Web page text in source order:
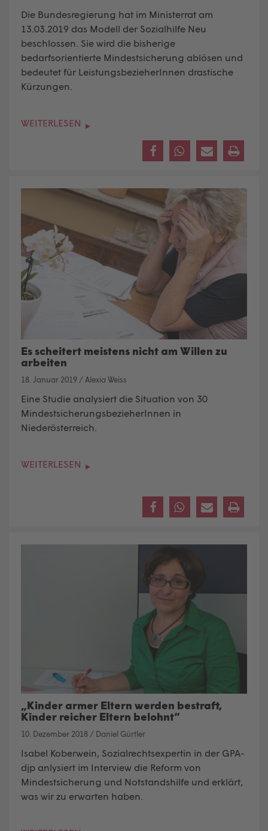
Die Bundesregierung hat im Ministerrat am
13.03.2019 das Modell der Sozialhilfe Neu
beschlossen. Sie wird die bisherige
bedarfsorientierte Mindestsicherung ablösen und
bedeutet für LeistungsbezieherInnen drastische
Kürzungen.
WEITERLESEN
Es scheitert meistens nicht am Willen zu
arbeiten
18. Januar 2019 / Alexia Weiss
Eine Studie analysiert die Situation von 30
MindestsicherungsbezieherInnen in
Niederösterreich.
WEITERLESEN
„Kinder armer Eltern werden bestraft,
Kinder reicher Eltern belohnt“
10. Dezember 2018 / Daniel Gürtler
Isabel Koberwein, Sozialrechtsexpertin in der GPA-
djp anlysiert im Interview die Reform von
Mindestsicherung und Notstandshilfe und erklärt,
was wir zu erwarten haben.